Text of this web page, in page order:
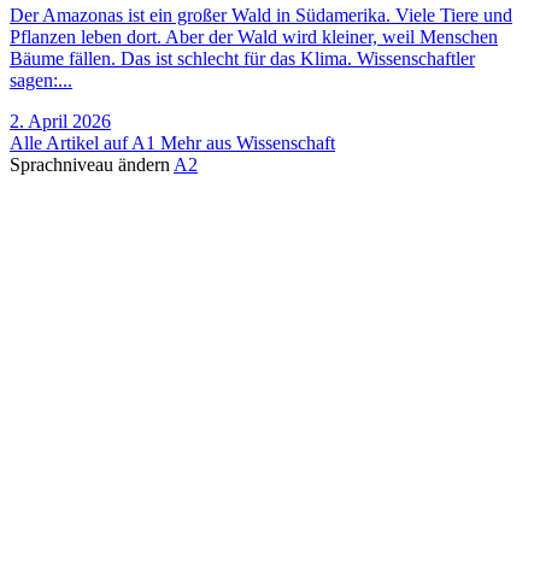
Der Amazonas ist ein großer Wald in Südamerika. Viele Tiere und
Pflanzen leben dort. Aber der Wald wird kleiner, weil Menschen
Bäume fällen. Das ist schlecht für das Klima. Wissenschaftler
sagen:...
2. April 2026
Alle Artikel auf A1 Mehr aus Wissenschaft
Sprachniveau ändern A2